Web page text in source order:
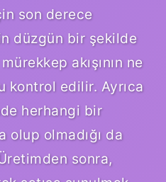
son derece
düzgün bir şekilde
akışının ne
kontrol edilir. Ayrıca
herhangi bir
olup olmadığı da
sonra,